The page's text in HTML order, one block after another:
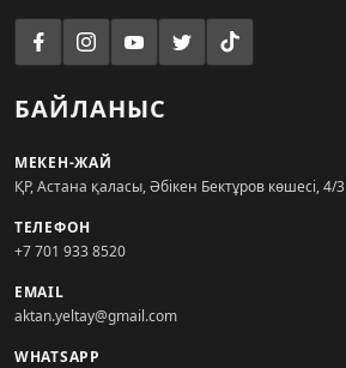
БАЙЛАНЫС
МЕКЕН-ЖАЙ
ҚР, Астана қаласы, Әбікен Бектұров көшесі, 4/3
ТЕЛЕФОН
+7 701 933 8520
EMAIL
aktan.yeltay@gmail.com
WHATSAPP